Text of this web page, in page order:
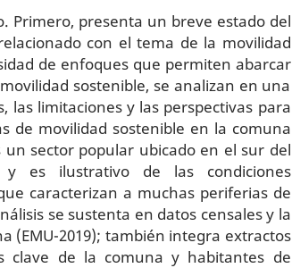
Primero, presenta un breve estado del
con el tema de la movilidad
de enfoques que permiten abarcar
sostenible, se analizan en una
las limitaciones y las perspectivas para
de movilidad sostenible en la comuna
un sector popular ubicado en el sur del
es ilustrativo de las condiciones
caracterizan a muchas periferias de
se sustenta en datos censales y la
(EMU-2019); también integra extractos
clave de la comuna y habitantes de